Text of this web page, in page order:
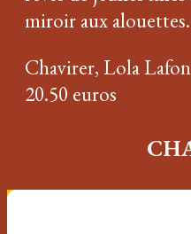
miroir aux alouettes.
Chavirer, Lola
20.50 euros